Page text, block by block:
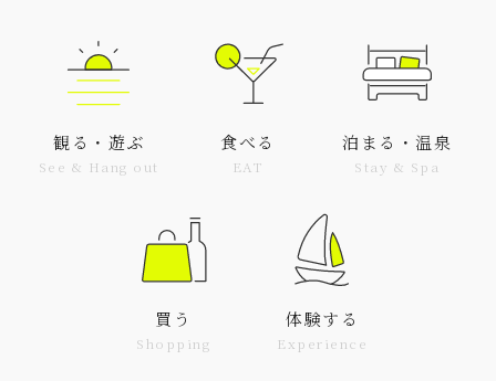
観る・遊ぶ
See & Hang out
食べる
EAT
泊まる・温泉
Stay & Spa
買う
Shopping
体験する
Experience